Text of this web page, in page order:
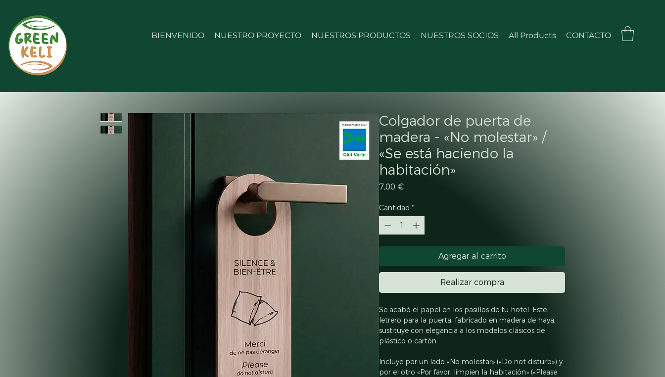
BIENVENIDO NUESTRO PROYECTO NUESTROS PRODUCTOS NUESTROS SOCIOS All Products CONTACTO
Colgador de puerta de
madera - «No molestar» /
«Se está haciendo la
habitación»
7,00 €Precio
Cantidad *
Agregar al carrito
Realizar compra
Se acabó el papel en los pasillos de tu hotel. Este
letrero para la puerta, fabricado en madera de haya,
sustituye con elegancia a los modelos clásicos de
plástico o cartón.
Incluye por un lado «No molestar» («Do not disturb») y
por el otro «Por favor, limpien la habitación» («Please